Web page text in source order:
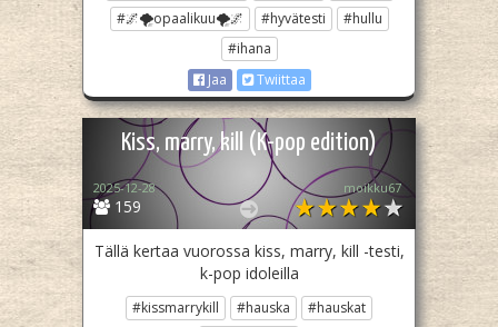
#🌌🌪opaalikuu🌪🌌
#hyvätesti
#hullu
#ihana
Jaa
Twiittaa
Kiss, marry, kill (K-pop edition)
159
2025-12-28 moikku67
Tällä kertaa vuorossa kiss, marry, kill -testi,
k-pop idoleilla
#kissmarrykill #hauska
#hauskat